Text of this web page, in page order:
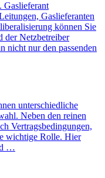
Gaslieferant
Gaslieferanten
können Sie
der Netzbetreiber
nicht nur den passenden
unterschiedliche
Neben den reinen
Vertragsbedingungen,
wichtige Rolle. Hier
…